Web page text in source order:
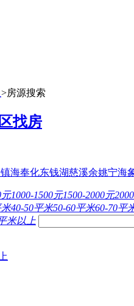
>房源搜索
找房
镇海奉化东钱湖慈溪余姚宁海
元1000-1500元1500-2000元
米40-50平米50-60平米60-70平
米以上